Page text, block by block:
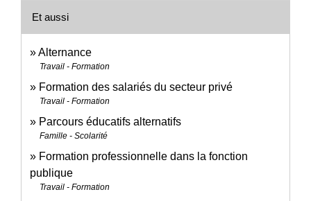
Et aussi
Alternance
Travail - Formation
Formation des salariés du secteur privé
Travail - Formation
Parcours éducatifs alternatifs
Famille - Scolarité
Formation professionnelle dans la fonction
publique
Travail - Formation